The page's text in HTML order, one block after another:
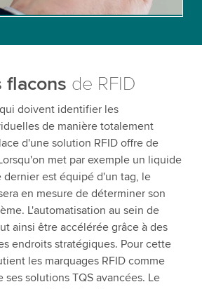
More information
flacons de RFID
doivent identifier les
de manière totalement
d'une solution RFID offre de
met par exemple un liquide
est équipé d'un tag, le
en mesure de déterminer son
L'automatisation au sein de
ainsi être accélérée grâce à des
endroits stratégiques. Pour cette
les marquages RFID comme
solutions TQS avancées. Le